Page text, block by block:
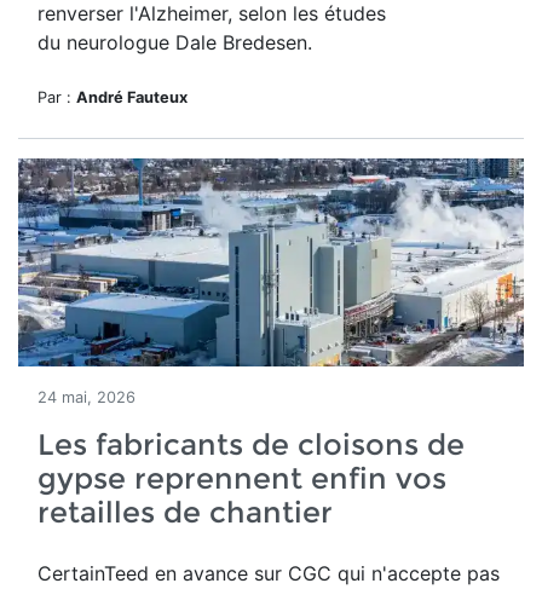
renverser l'Alzheimer, selon les études
du neurologue Dale Bredesen.
Par : André Fauteux
24 mai, 2026
Les fabricants de cloisons de
gypse reprennent enfin vos
retailles de chantier
CertainTeed en avance sur CGC qui n'accepte pas